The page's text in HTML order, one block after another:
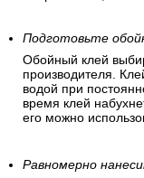
Подготовьте
Обойный клей
производителя.
водой при
время клей
его можно
Равномерно